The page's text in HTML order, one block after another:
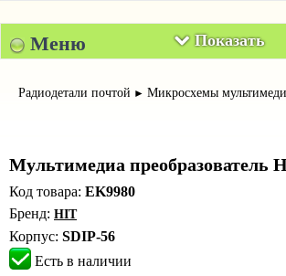
Показать
Меню
Радиодетали почтой ► Микросхемы
Мультимедиа преобразователь
Код товара: EK9980
Бренд: HIT
Корпус: SDIP-56
Есть в наличии